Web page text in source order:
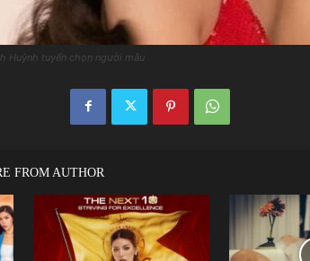
Huỳnh tuyển chọn người mẫu
FROM AUTHOR